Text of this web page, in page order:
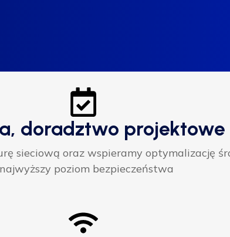
doradztwo projektowe
sieciową oraz wspieramy optymalizację
poziom bezpieczeństwa